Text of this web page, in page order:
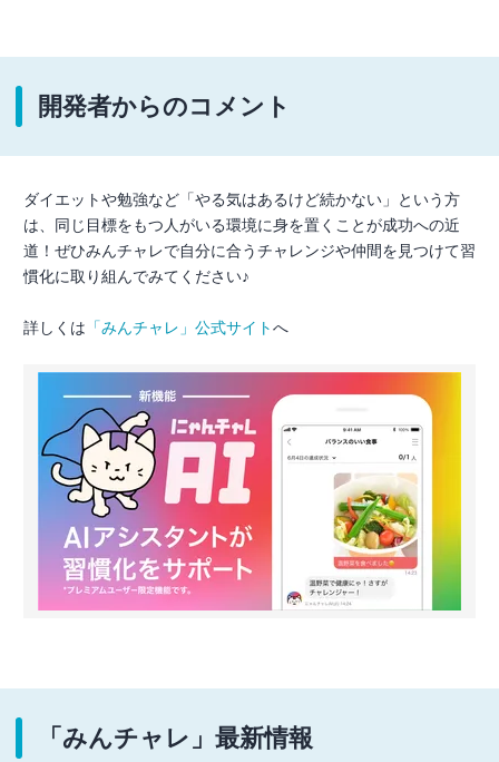
開発者からのコメント
ダイエットや勉強など「やる気はあるけど続かない」という方
は、同じ目標をもつ人がいる環境に身を置くことが成功への近
道！ぜひみんチャレで自分に合うチャレンジや仲間を見つけて習
慣化に取り組んでみてください♪
詳しくは 「みんチャレ」公式サイトへ
「みんチャレ」最新情報